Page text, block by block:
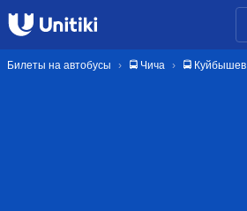
Билеты на автобусы 🚍 Чича 🚍 Куйбышев